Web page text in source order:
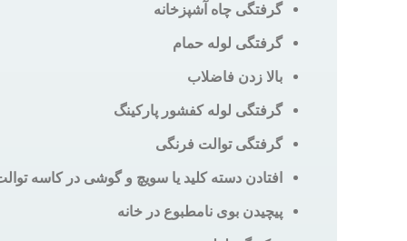
گرفتگی چاه آشپزخانه
گرفتگی لوله حمام
بالا زدن فاضلاب
گرفتگی لوله کفشور پارکینگ
گرفتگی توالت فرنگی
افتادن دسته کلید یا سویچ و گوشی در کاسه
پیچیدن بوی نامطبوع در خانه